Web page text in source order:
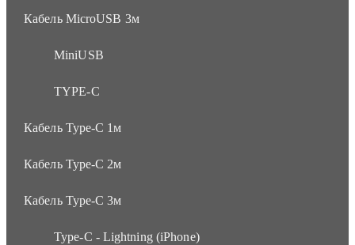
Кабель MicroUSB 3м
MiniUSB
TYPE-C
Кабель Type-C 1м
Кабель Type-C 2м
Кабель Type-C 3м
Type-C - Lightning (iPhone)